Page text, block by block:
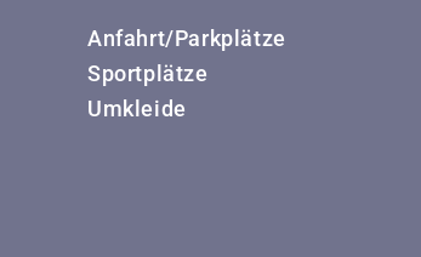
Anfahrt/Parkplätze
Sportplätze
Umkleide